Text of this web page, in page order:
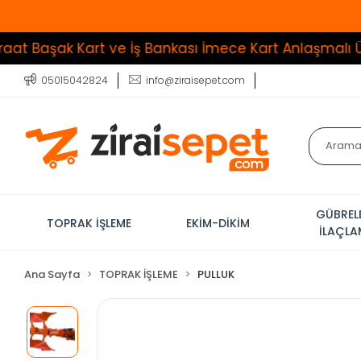
Kart ve İş Bankası İmece Kart Anlaşmalı Üye
05015042824 info@ziraisepet.com
TOPRAK İŞLEME EKİM-DİKİM
Ana Sayfa TOPRAK İŞLEME PULLUK